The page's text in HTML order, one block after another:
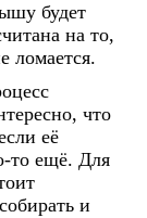
будет
на то,
ломается.
что
её
то ещё. Для
и